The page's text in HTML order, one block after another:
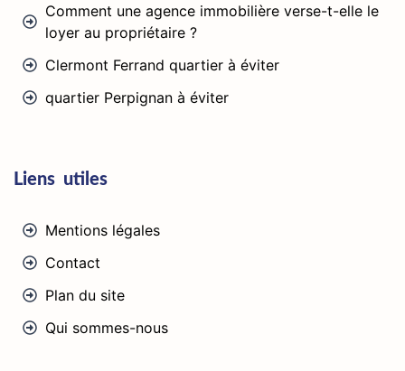
Comment une agence immobilière verse-t-elle le
loyer au propriétaire ?
Clermont Ferrand quartier à éviter
quartier Perpignan à éviter
Liens utiles
Mentions légales
Contact
Plan du site
Qui sommes-nous